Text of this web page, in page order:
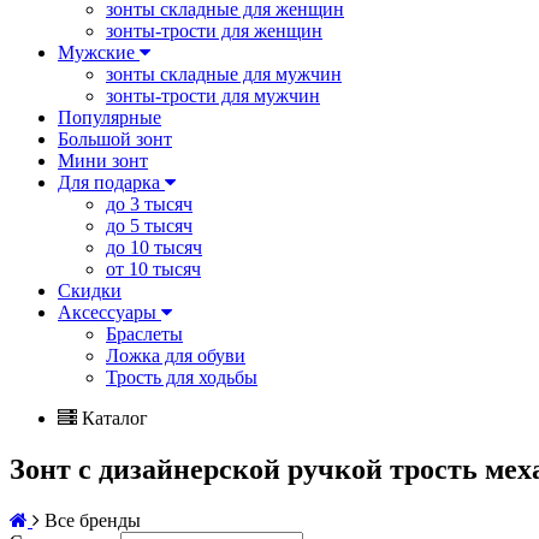
зонты складные для женщин
зонты-трости для женщин
Мужские
зонты складные для мужчин
зонты-трости для мужчин
Популярные
Большой зонт
Мини зонт
Для подарка
до 3 тысяч
до 5 тысяч
до 10 тысяч
от 10 тысяч
Скидки
Аксессуары
Браслеты
Ложка для обуви
Трость для ходьбы
Каталог
Зонт с дизайнерской ручкой трость
Все бренды